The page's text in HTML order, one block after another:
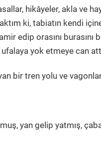
hikâyeler, akla ve
ki, tabiatın kendi
edip orasını burasını
yok etmeye can
bir tren yolu ve
yan gelip yatmış,